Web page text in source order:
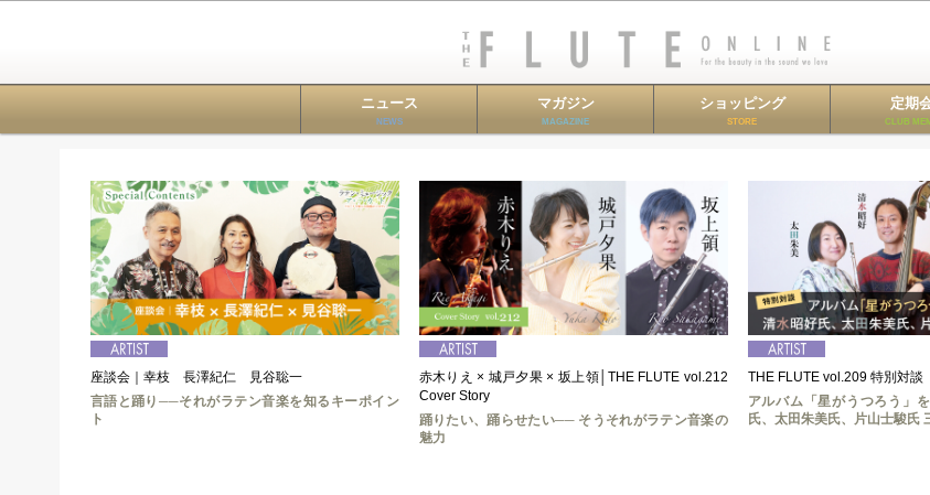
ニュース
NEWS
マガジン
MAGAZINE
ショッピング
STORE
定期
CLUB
座談会｜幸枝 長澤紀仁 見谷聡一
言語と踊り──それがラテン音楽を知るキーポイン
ト
赤木りえ × 城戸夕果 × 坂上領│THE FLUTE vol.212
Cover Story
踊りたい、踊らせたい── そうそれがラテン音楽の
魅力
THE FLUTE vol.209 特別対談
アルバム「星がうつろう」
氏、太田朱美氏、片山士駿氏